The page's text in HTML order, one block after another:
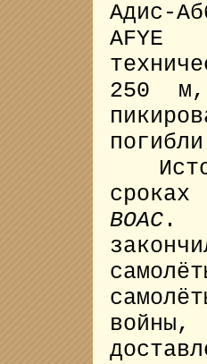
Адис-
AFYE
250 м,
BOAC .
войны,